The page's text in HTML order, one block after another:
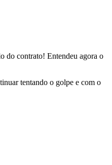
do contrato! Entendeu agora o
tentando o golpe e com o